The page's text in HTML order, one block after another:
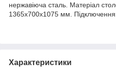
нержавіюча сталь. Матеріал
1365x700x1075 мм.
Характеристики